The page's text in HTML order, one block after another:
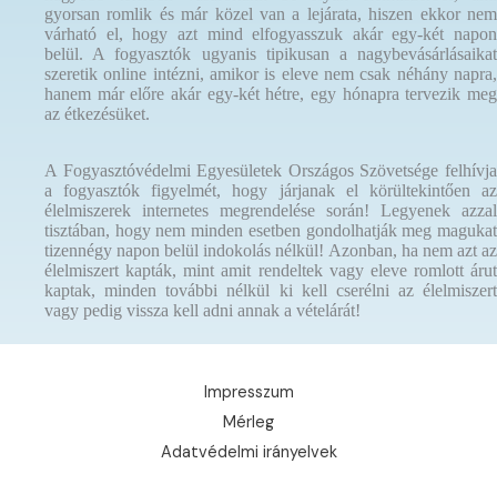
gyorsan romlik és már közel van a lejárata, hiszen ekkor nem
várható el, hogy azt mind elfogyasszuk akár egy-két napon
belül. A fogyasztók ugyanis tipikusan a nagybevásárlásaikat
szeretik online intézni, amikor is eleve nem csak néhány napra,
hanem már előre akár egy-két hétre, egy hónapra tervezik meg
az étkezésüket.
A Fogyasztóvédelmi Egyesületek Országos Szövetsége felhívja
a fogyasztók figyelmét, hogy járjanak el körültekintően az
élelmiszerek internetes megrendelése során! Legyenek azzal
tisztában, hogy nem minden esetben gondolhatják meg magukat
tizennégy napon belül indokolás nélkül! Azonban, ha nem azt az
élelmiszert kapták, mint amit rendeltek vagy eleve romlott árut
kaptak, minden további nélkül ki kell cserélni az élelmiszert
vagy pedig vissza kell adni annak a vételárát!
Impresszum
Mérleg
Adatvédelmi irányelvek